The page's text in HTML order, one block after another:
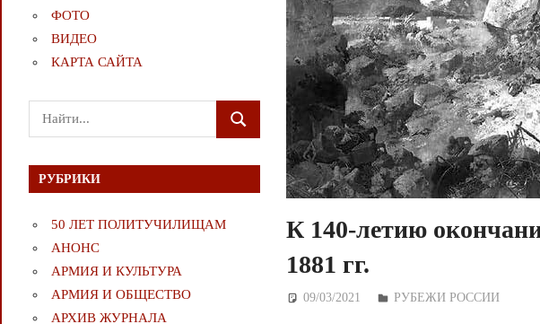
К 140-летию
1881 гг.
09/03/2021 Дежурный по Редакции
РУБЕЖИ РОССИИ
ФОТО
ВИДЕО
КАРТА САЙТА
Поиск
для:
ПОИСК
РУБРИКИ
50 ЛЕТ ПОЛИТУЧИЛИЩАМ
АНОНС
АРМИЯ И КУЛЬТУРА
АРМИЯ И ОБЩЕСТВО
АРХИВ ЖУРНАЛА